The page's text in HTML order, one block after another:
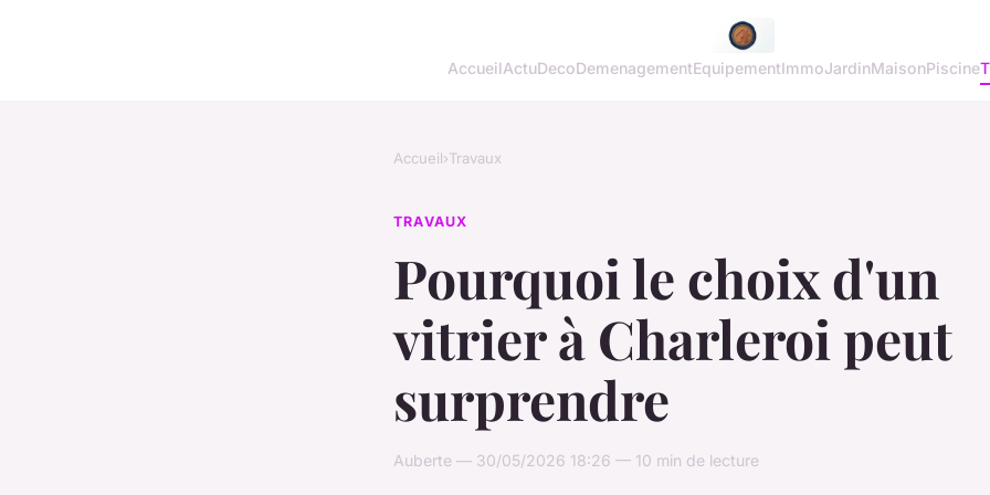
AccueilActuDecoDemenagementEquipementImmoJardinMaisonPiscine
Accueil›Travaux
TRAVAUX
Pourquoi le choix d'un
vitrier à Charleroi peut
surprendre
Auberte — 30/05/2026 18:26 — 10 min de lecture